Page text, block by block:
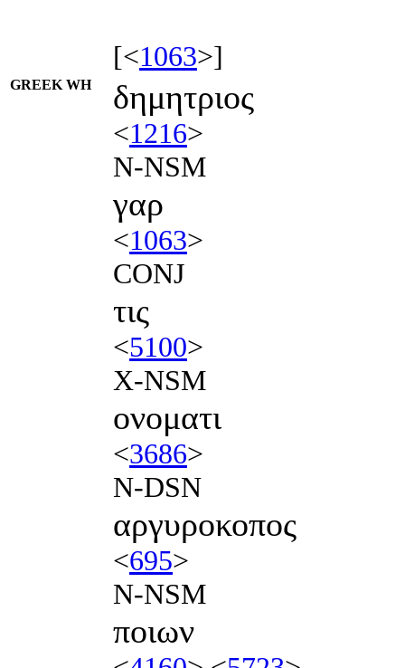
[<1063>]
GREEK WH δημητριος
<1216>
N-NSM
γαρ
<1063>
CONJ
τις
<5100>
X-NSM
ονοματι
<3686>
N-DSN
αργυροκοπος
<695>
N-NSM
ποιων